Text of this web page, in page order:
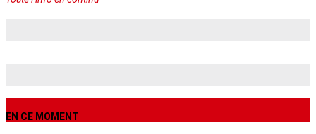
EN CE MOMENT